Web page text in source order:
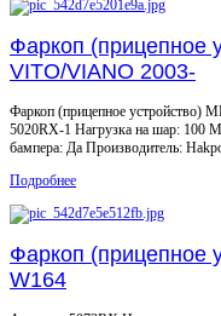
Фаркоп (прицепное
VITO/VIANO 2003-
Фаркоп (прицепное устройство)
5020RX-1 Нагрузка на шар: 100
бампера: Да Производитель:
Подробнее
Фаркоп (прицепное
W164